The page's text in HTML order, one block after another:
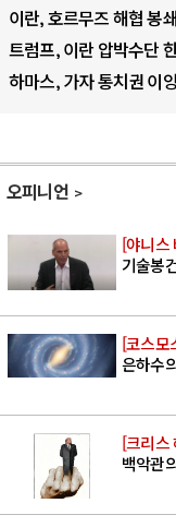
AI 데이터센터 반대 투쟁
AI의 숨은 환경 비용: 데
AI는 어떻게 미국 민주
오피니언
[야니스
기술봉
[코스모
은하수
[크리스
백악관